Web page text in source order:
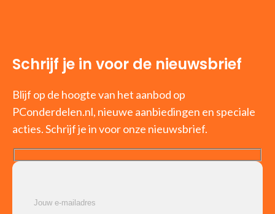
Schrijf je in voor de nieuwsbrief
Blijf op de hoogte van het aanbod op
PConderdelen.nl, nieuwe aanbiedingen en speciale
acties. Schrijf je in voor onze nieuwsbrief.